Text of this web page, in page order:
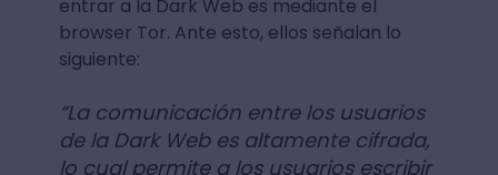
entrar a la Dark Web es mediante el
browser Tor. Ante esto, ellos señalan lo
siguiente:
“La comunicación entre los usuarios
de la Dark Web es altamente cifrada,
lo cual permite a los usuarios escribir